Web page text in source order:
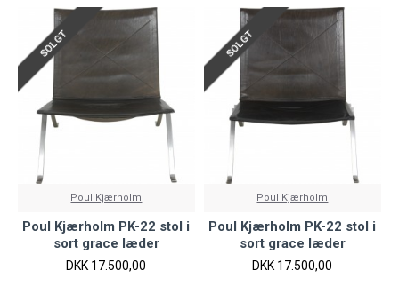
SOLGT
Poul Kjærholm
Poul Kjærholm PK-22 stol i
sort grace læder
DKK 17.500,00
SOLGT
Poul Kjærholm
Poul Kjærholm PK-22 stol i
sort grace læder
DKK 17.500,00